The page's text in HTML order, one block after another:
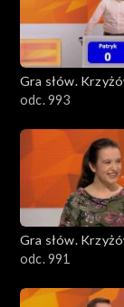
Gra słów.
odc. 993
Gra słów.
odc. 991